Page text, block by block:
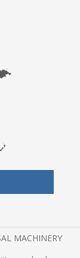
MACHINERY